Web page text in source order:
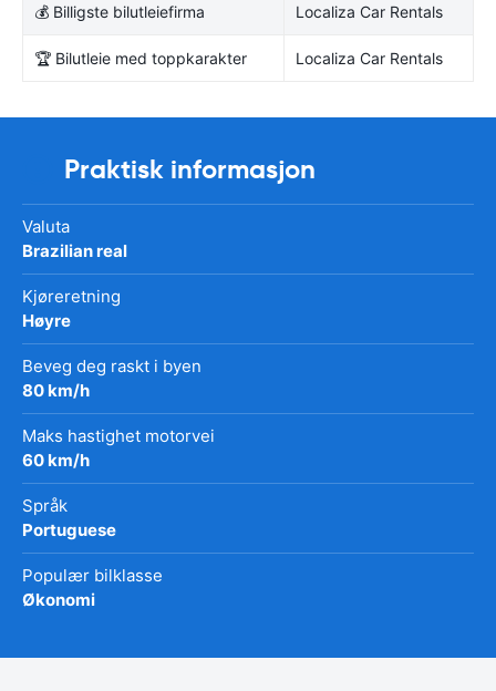
💰 Billigste bilutleiefirma Localiza Car Rentals
🏆 Bilutleie med toppkarakter Localiza Car Rentals
Praktisk informasjon
Valuta
Brazilian real
Kjøreretning
Høyre
Beveg deg raskt i byen
80 km/h
Maks hastighet motorvei
60 km/h
Språk
Portuguese
Populær bilklasse
Økonomi